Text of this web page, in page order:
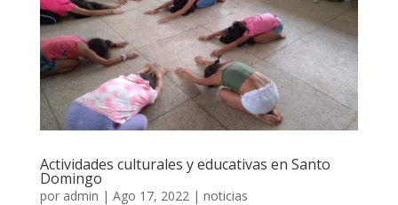
Actividades culturales y educativas en Santo
Domingo
por admin | Ago 17, 2022 | noticias